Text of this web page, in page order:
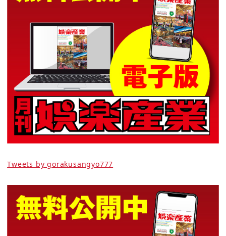
Tweets by gorakusangyo777